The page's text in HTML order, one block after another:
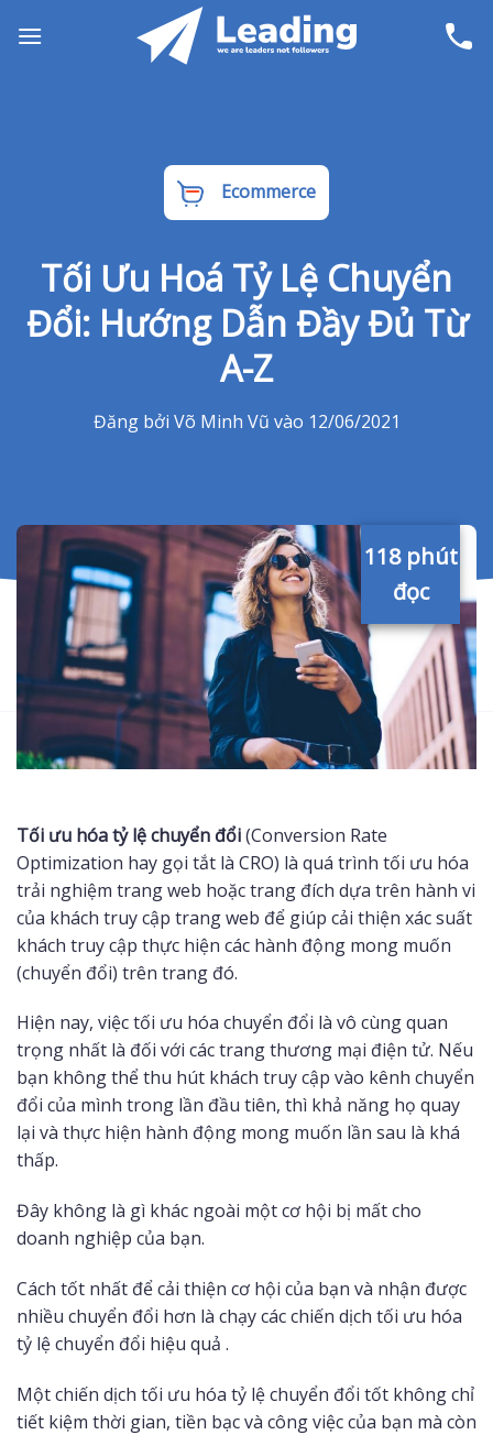
Ecommerce
Tối Ưu Hoá Tỷ Lệ Chuyển
Đổi: Hướng Dẫn Đầy Đủ Từ
A-Z
Đăng bởi Võ Minh Vũ vào 12/06/2021
118 phút
đọc
Tối ưu hóa tỷ lệ chuyển đổi(Conversion Rate
Optimization hay gọi tắt là CRO) là quá trình tối ưu hóa
trải nghiệm trang web hoặc trang đích dựa trên hành vi
của khách truy cập trang web để giúp cải thiện xác suất
khách truy cập thực hiện các hành động mong muốn
(chuyển đổi) trên trang đó.
Hiện nay, việc tối ưu hóa chuyển đổi là vô cùng quan
trọng nhất là đối với các trang thương mại điện tử. Nếu
bạn không thể thu hút khách truy cập vào kênh chuyển
đổi của mình trong lần đầu tiên, thì khả năng họ quay
lại và thực hiện hành động mong muốn lần sau là khá
thấp.
Đây không là gì khác ngoài một cơ hội bị mất cho
doanh nghiệp của bạn.
Cách tốt nhất để cải thiện cơ hội của bạn và nhận được
nhiều chuyển đổi hơn là chạy các chiến dịch tối ưu hóa
tỷ lệ chuyển đổi hiệu quả .
Một chiến dịch tối ưu hóa tỷ lệ chuyển đổi tốt không chỉ
tiết kiệm thời gian, tiền bạc và công việc của bạn mà còn